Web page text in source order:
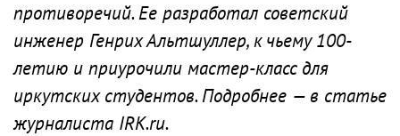
противоречий. Ее разработал советский
инженер Генрих Альтшуллер, к чьему 100-
летию и приурочили мастер-класс для
иркутских студентов. Подробнее — в статье
журналиста IRK.ru.